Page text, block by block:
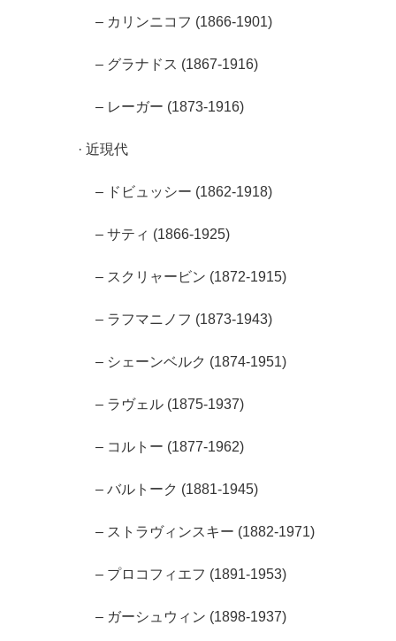
– カリンニコフ (1866-1901)
– グラナドス (1867-1916)
– レーガー (1873-1916)
· 近現代
– ドビュッシー (1862-1918)
– サティ (1866-1925)
– スクリャービン (1872-1915)
– ラフマニノフ (1873-1943)
– シェーンベルク (1874-1951)
– ラヴェル (1875-1937)
– コルトー (1877-1962)
– バルトーク (1881-1945)
– ストラヴィンスキー (1882-1971)
– プロコフィエフ (1891-1953)
– ガーシュウィン (1898-1937)